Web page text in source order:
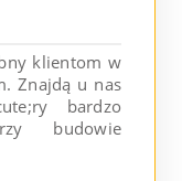
klientom w
Znajdą u nas
bardzo
budowie